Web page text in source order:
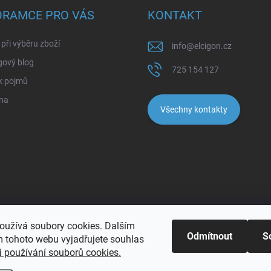
soubory cookies. Dalším
tohoto webu vyjadřujete souhlas
používání souborů cookies.
Odmítnout
PRO VÁS
při výběru zboží
blog
pojmů
KONTAKT
info@elcigon.cz
725 154 127
Všechny kontakty